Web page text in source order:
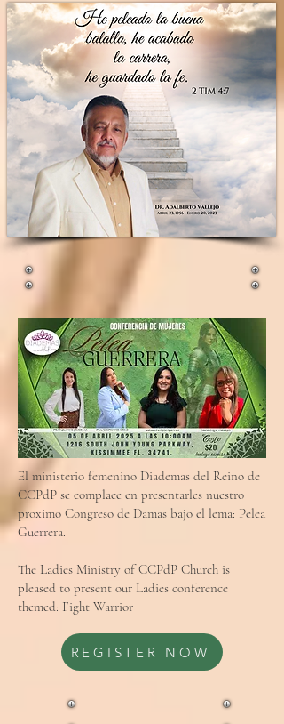
El ministerio femenino Diademas del Reino de
CCPdP se complace en presentarles nuestro
proximo Congreso de Damas bajo el lema: Pelea
Guerrera.
The Ladies Ministry of CCPdP Church is
pleased to present our Ladies conference
themed: Fight Warrior
REGISTER NOW